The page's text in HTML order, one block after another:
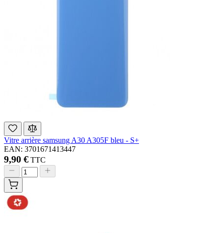
Vitre arrière samsung A30 A305F bleu - S+
EAN: 3701671413447
9,90 € TTC